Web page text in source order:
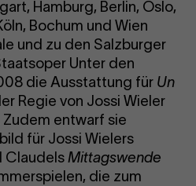
Hamburg, Berlin, Oslo,
Bochum und Wien
und zu den Salzburger
Unter den
die Ausstattung für Un
Regie von Jossi Wieler
entwarf sie
für Jossi Wielers
ClaudelsMittagswende
die zum